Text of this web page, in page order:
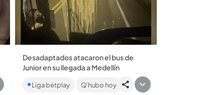
Desadaptados atacaron el bus de
Junior en su llegada a Medellín
lanzados luego de salir del aeropuerto
Liga betplay Q'hubo hoy